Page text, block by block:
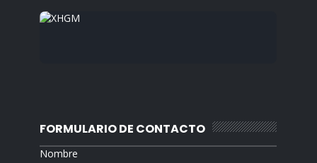
FORMULARIO DE CONTACTO
Nombre